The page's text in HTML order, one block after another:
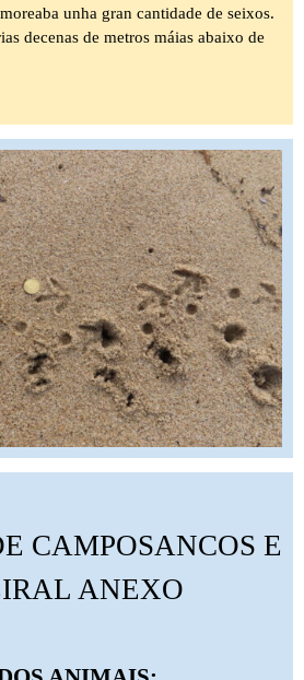
unha gran cantidade de seixos.
decenas de metros máias abaixo de
CAMPOSANCOS E
ANEXO